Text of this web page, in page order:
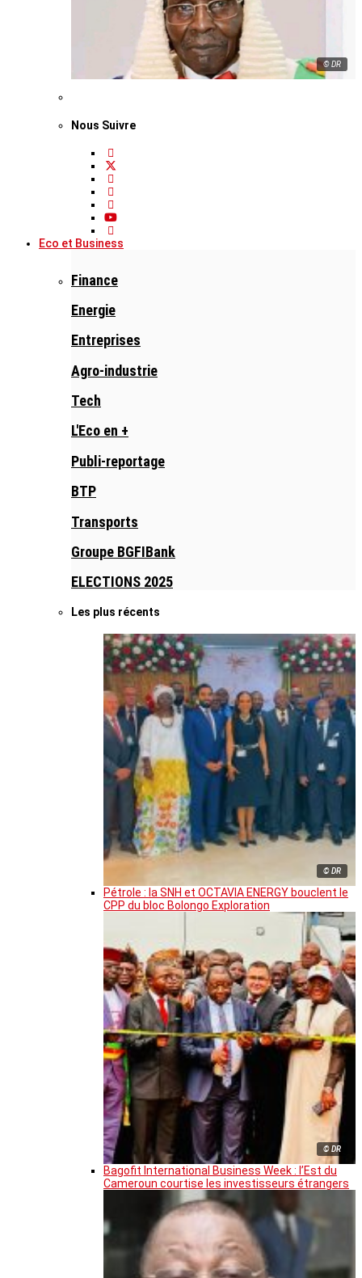
© DR
Nous Suivre
Eco et Business
Finance
Energie
Entreprises
Agro-industrie
Tech
L'Eco en +
Publi-reportage
BTP
Transports
Groupe BGFIBank
ELECTIONS 2025
Les plus récents
© DR
Pétrole : la SNH et OCTAVIA ENERGY bouclent le
CPP du bloc Bolongo Exploration
© DR
Bagofit International Business Week : l’Est du
Cameroun courtise les investisseurs étrangers